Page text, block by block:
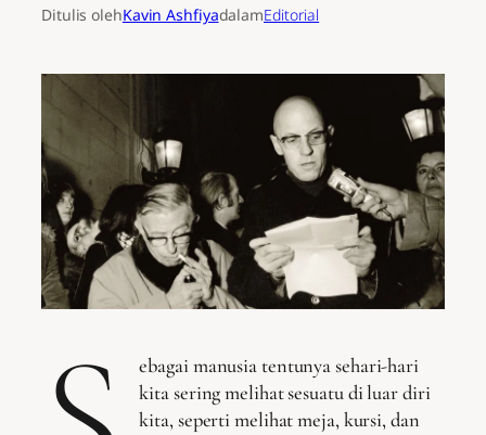
Ditulis olehKavin AshfiyadalamEditorial
ebagai manusia tentunya sehari-hari
kita sering melihat sesuatu di luar diri
kita, seperti melihat meja, kursi, dan